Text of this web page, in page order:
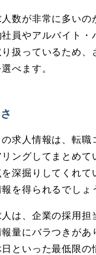
数が非常に多いの
員やアルバイト・
扱っているため、
べます。
求人情報は、転職
ングしてまとめて
深掘りしてくれて
を得られるでしょ
は、企業の採用担
量にバラつきがあ
といった最低限の